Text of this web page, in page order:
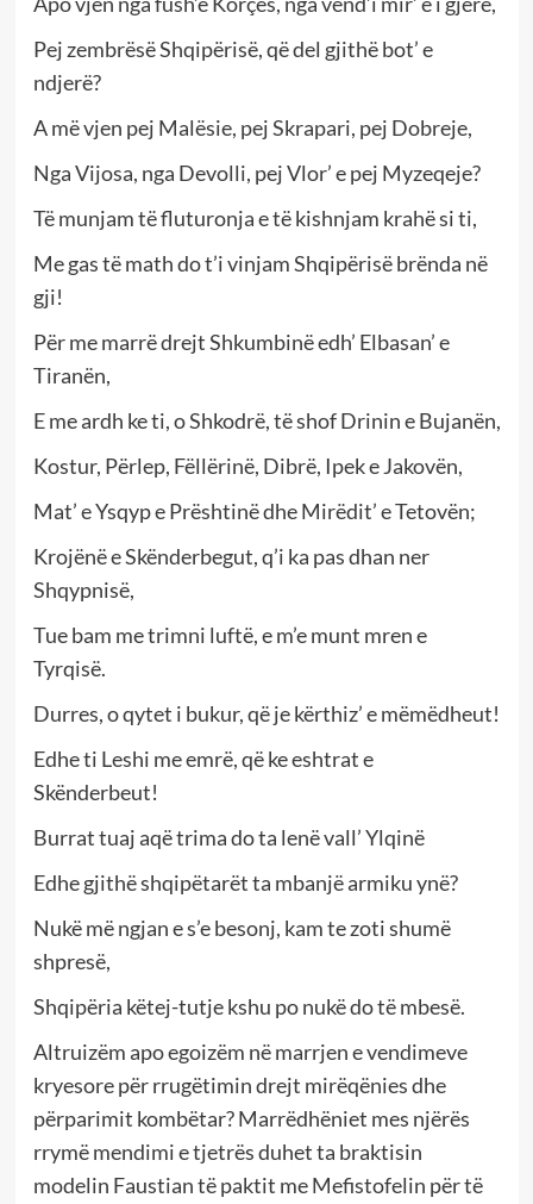
Pej zembrësë Shqipërisë, që del gjithë bot’ e
ndjerë?
A më vjen pej Malësie, pej Skrapari, pej Dobreje,
Nga Vijosa, nga Devolli, pej Vlor’ e pej Myzeqeje?
Të munjam të fluturonja e të kishnjam krahë si ti,
Me gas të math do t’i vinjam Shqipërisë brënda në
gji!
Për me marrë drejt Shkumbinë edh’ Elbasan’ e
Tiranën,
E me ardh ke ti, o Shkodrë, të shof Drinin e Bujanën,
Kostur, Përlep, Fëllërinë, Dibrë, Ipek e Jakovën,
Mat’ e Ysqyp e Prështinë dhe Mirëdit’ e Tetovën;
Krojënë e Skënderbegut, q’i ka pas dhan ner
Shqypnisë,
Tue bam me trimni luftë, e m’e munt mren e
Tyrqisë.
Durres, o qytet i bukur, që je kërthiz’ e mëmëdheut!
Edhe ti Leshi me emrë, që ke eshtrat e
Skënderbeut!
Burrat tuaj aqë trima do ta lenë vall’ Ylqinë
Edhe gjithë shqipëtarët ta mbanjë armiku ynë?
Nukë më ngjan e s’e besonj, kam te zoti shumë
shpresë,
Shqipëria këtej-tutje kshu po nukë do të mbesë.
Altruizëm apo egoizëm në marrjen e vendimeve
kryesore për rrugëtimin drejt mirëqënies dhe
përparimit kombëtar? Marrëdhëniet mes njërës
rrymë mendimi e tjetrës duhet ta braktisin
modelin Faustian të paktit me Mefistofelin për të